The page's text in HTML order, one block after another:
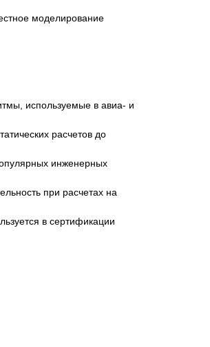
моделирование
используемые в авиа- и
расчетов до
инженерных
при расчетах на
в сертификации